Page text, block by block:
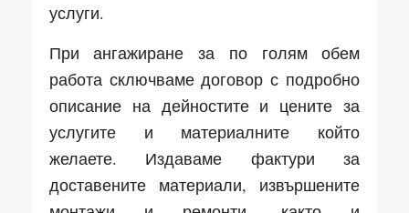
услуги.
При ангажиране за по голям обем
работа сключваме договор с подробно
описание на дейностите и цените за
услугите и материалните който
желаете. Издаваме фактури за
доставените материали, извършените